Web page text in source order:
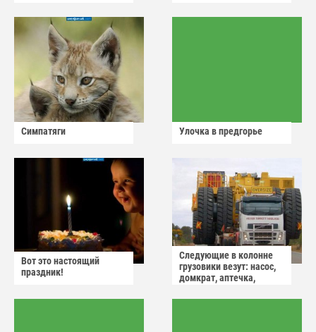
Симпатяги Улочка в предгорье
Вот это настоящий
праздник!
Следующие в колонне
грузовики везут: насос,
домкрат, аптечка,